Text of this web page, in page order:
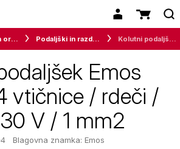
Vrt in orodje Podaljški in razdelilci
Emos
vtičnice / rdeči /
V / 1 mm2
Blagovna znamka: Emos